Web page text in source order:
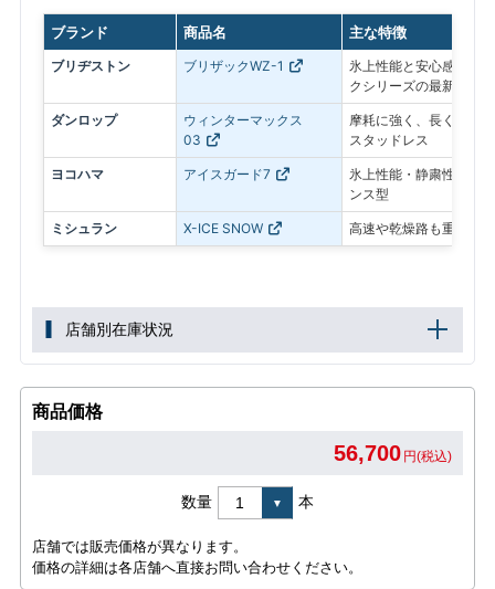
ブランド 商品名 主な特徴
ブリヂストン ブリザックWZ-1
氷上性能と安心感を最
クシリーズの最新モデル
ダンロップ
ウィンターマックス
03
摩耗に強く、長く使い
スタッドレス
ヨコハマ アイスガード7
氷上性能・静粛性・ロ
ンス型
ミシュラン X-ICE SNOW 高速や乾燥路も重視し
店舗別在庫状況
商品価格
56,700 円(税込)
数量 本
店舗では販売価格が異なります。
価格の詳細は各店舗へ直接お問い合わせください。